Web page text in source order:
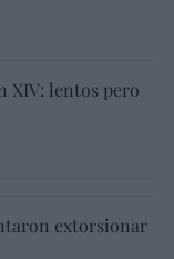
XIV: lentos pero
extorsionar